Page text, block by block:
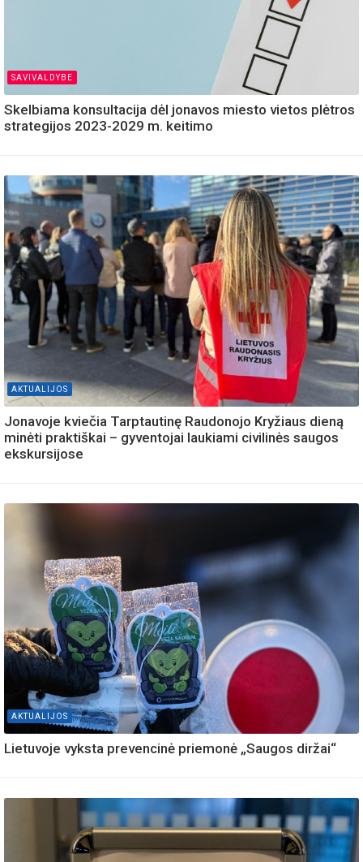
SAVIVALDYBE
Skelbiama konsultacija dėl jonavos miesto vietos plėtros
strategijos 2023-2029 m. keitimo
AKTUALIJOS
Jonavoje kviečia Tarptautinę Raudonojo Kryžiaus dieną
minėti praktiškai – gyventojai laukiami civilinės saugos
ekskursijose
AKTUALIJOS
Lietuvoje vyksta prevencinė priemonė „Saugos diržai“